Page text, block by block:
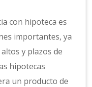
con hipoteca es
importantes, ya
y plazos de
hipotecas
un producto de